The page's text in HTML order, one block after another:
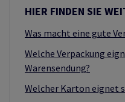
HIER FINDEN SIE
Was macht eine gute
Welche Verpackung
Warensendung?
Welcher Karton eignet